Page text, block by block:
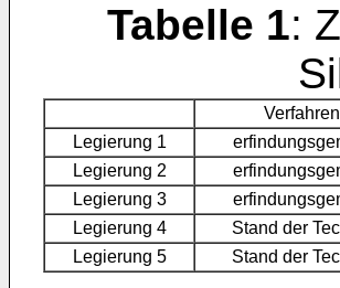
Tabelle 1:
Verfahren
Legierung 1
Legierung 2
Legierung 3
Legierung 4
Stand der
Legierung 5
Stand der